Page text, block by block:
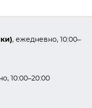
, ежедневно, 10:00–
10:00–20:00